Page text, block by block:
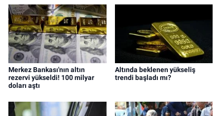
Merkez Bankası'nın altın
rezervi yükseldi! 100 milyar
doları aştı
Altında beklenen yükseliş
trendi başladı mı?